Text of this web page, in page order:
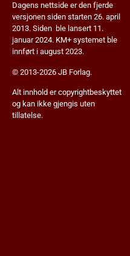
Dagens nettside er den fjerde
versjonen siden starten 26. april
2013. Siden ble lansert 11.
januar 2024. KM+ systemet ble
innført i august 2023.
© 2013-2026 JB Forlag.
Alt innhold er copyrightbeskyttet
og kan ikke gjengis uten
tillatelse.